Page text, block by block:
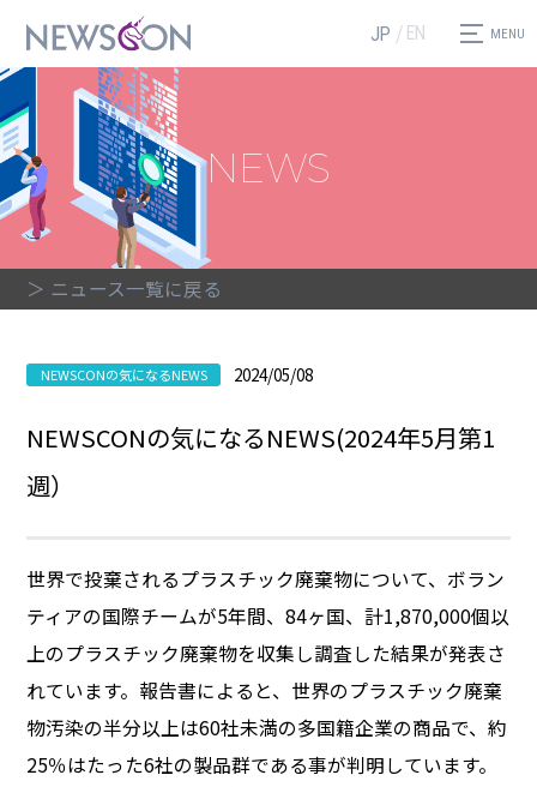
JP EN
NEWS
＞ ニュース一覧に戻る
NEWSCONの気になるNEWS 2024/05/08
NEWSCONの気になるNEWS(2024年5月第1
週）
世界で投棄されるプラスチック廃棄物について、ボラン
ティアの国際チームが5年間、84ヶ国、計1,870,000個以
上のプラスチック廃棄物を収集し調査した結果が発表さ
れています。報告書によると、世界のプラスチック廃棄
物汚染の半分以上は60社未満の多国籍企業の商品で、約
25％はたった6社の製品群である事が判明しています。